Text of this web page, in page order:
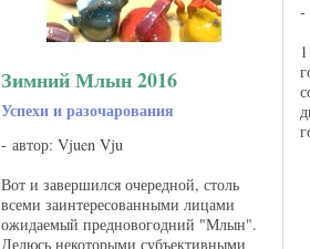
Зимний Млын 2016
Успехи и разочарования
автор: Vjuen Vju
Вот и завершился очередной, столь
всеми заинтересованными лицами
ожидаемый предновогодний "Млын".
Делюсь некоторыми субъективными